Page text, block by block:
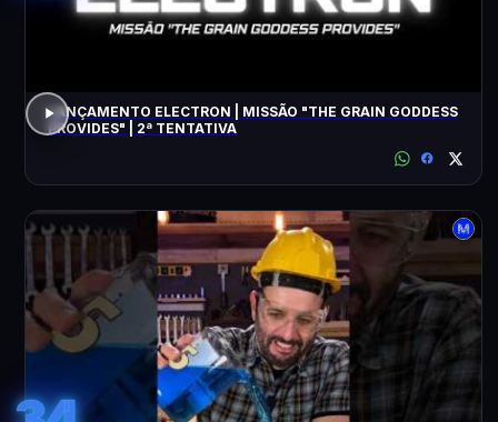
LANÇAMENTO ELECTRON | MISSÃO "THE GRAIN GODDESS
PROVIDES" | 2ª TENTATIVA